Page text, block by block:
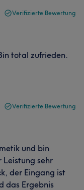
Verifizierte Bewertung
total zufrieden.
Verifizierte Bewertung
und bin
Leistung sehr
der Eingang ist
das Ergebnis